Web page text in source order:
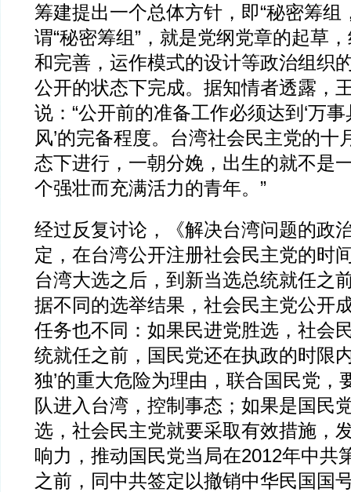
筹建提出一个总体方针，即“秘密筹组
谓“秘密筹组”，就是党纲党章的起草
和完善，运作模式的设计等政治组织
公开的状态下完成。据知情者透露，
说：“公开前的准备工作必须达到‘万
风’的完备程度。台湾社会民主党的十
态下进行，一朝分娩，出生的就不是
个强壮而充满活力的青年。”
经过反复讨论，《解决台湾问题的政
定，在台湾公开注册社会民主党的时
台湾大选之后，到新当选总统就任之
据不同的选举结果，社会民主党公开
任务也不同：如果民进党胜选，社会
统就任之前，国民党还在执政的时限
独’的重大危险为理由，联合国民党，
队进入台湾，控制事态；如果是国民
选，社会民主党就要采取有效措施，
响力，推动国民党当局在2012年中共
之前，同中共签定以撤销中华民国国